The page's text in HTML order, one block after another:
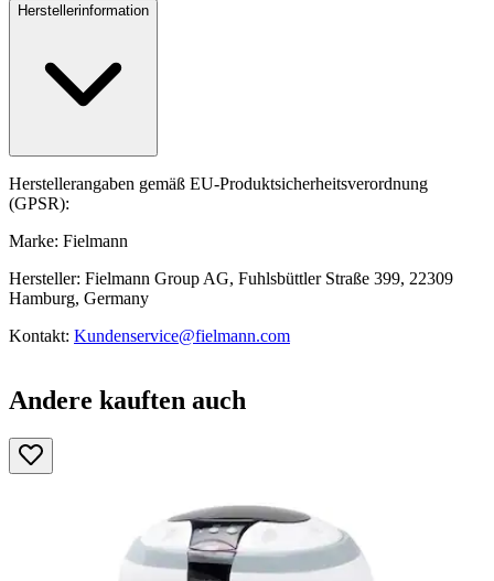
Herstellerinformation
Herstellerangaben gemäß EU-Produktsicherheitsverordnung
(GPSR):
Marke: Fielmann
Hersteller: Fielmann Group AG, Fuhlsbüttler Straße 399, 22309
Hamburg, Germany
Kontakt: Kundenservice@fielmann.com
Andere kauften auch